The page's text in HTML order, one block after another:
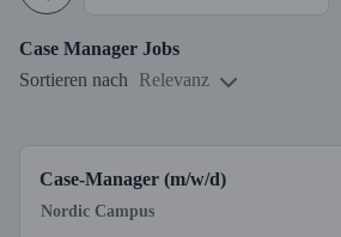
Case Manager Jobs
Sortieren nach Relevanz
Case-Manager (m/w/d)
Nordic Campus